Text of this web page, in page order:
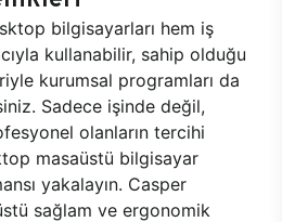
bilgisayarları hem iş
kullanabilir, sahip olduğu
kurumsal programları da
Sadece işinde değil,
olanların tercihi
masaüstü bilgisayar
yakalayın. Casper
sağlam ve ergonomik